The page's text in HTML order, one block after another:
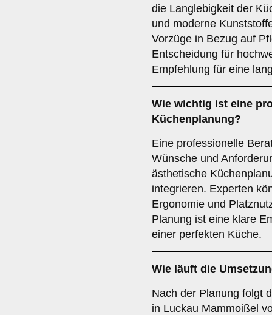
die Langlebigkeit der
und moderne
Vorzüge in Bezug auf
Entscheidung für
Empfehlung für eine
Wie wichtig ist eine
Küchenplanung?
Eine professionelle
Wünsche und
ästhetische
integrieren. Experten
Ergonomie und
Planung ist eine klare
einer perfekten Küche.
Wie läuft die
Nach der Planung folgt
in Luckau Mammoißel